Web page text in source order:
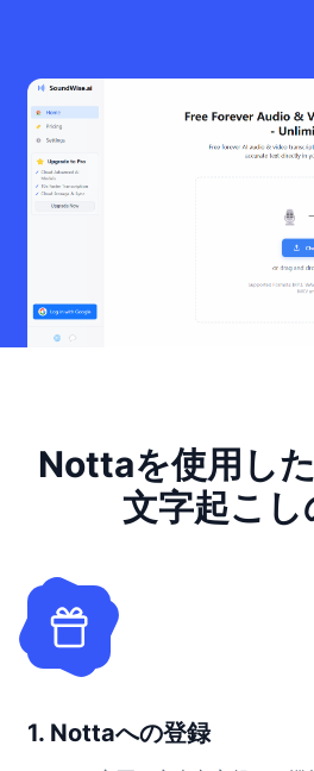
Nottaを使用し
文字起こし
1. Nottaへの登録